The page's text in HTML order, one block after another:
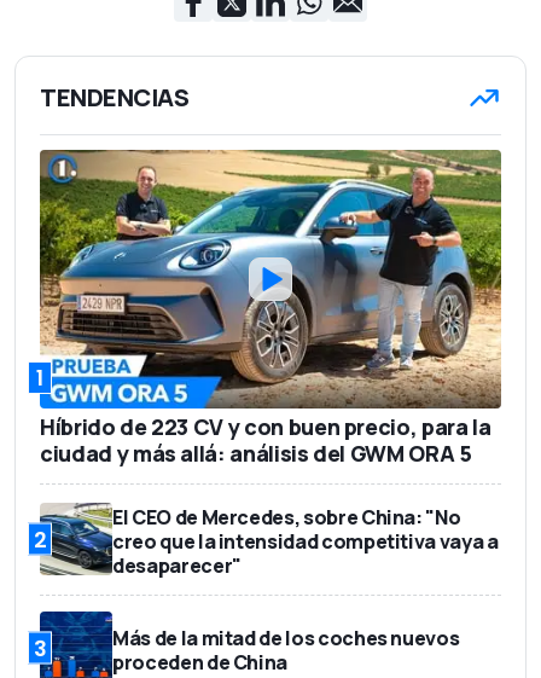
TENDENCIAS
1
Híbrido de 223 CV y con buen precio, para la
ciudad y más allá: análisis del GWM ORA 5
2
El CEO de Mercedes, sobre China: "No
creo que la intensidad competitiva vaya a
desaparecer"
3
Más de la mitad de los coches nuevos
proceden de China